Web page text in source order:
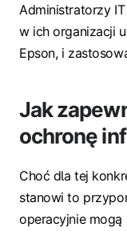
Administratorzy
w ich organizacji
Epson, i
Jak
ochronę
Choć dla tej
stanowi to
operacyjnie